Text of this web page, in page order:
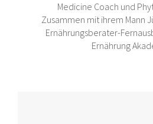
Medicine Coach und
Zusammen mit ihrem Mann
Ernährungsberater-
Ernährung